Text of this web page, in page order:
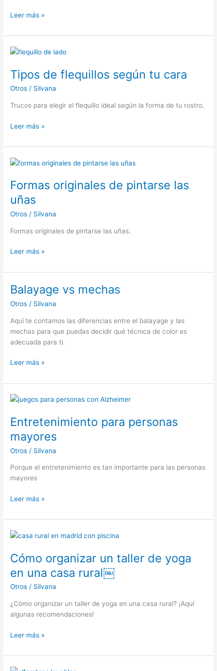
Para
sirve
el
triangulo
Pikler
Leer más »
Tipos de flequillos según tu cara
Otros / Silvana
Trucos para elegir el flequillo ideal según la forma de tu rostro.
Tipos
flequillos
según
cara
Leer más »
Formas originales de pintarse las
uñas
Otros / Silvana
Formas originales de pintarse las uñas.
Formas
de
pintarse
las
uñas
Leer más »
Balayage vs mechas
Otros / Silvana
Aquí te contamos las diferencias entre el balayage y las
mechas para que puedas decidir qué técnica de color es
adecuada para ti.
Balayage
mechas
Leer más »
Entretenimiento para personas
mayores
Otros / Silvana
Porque el entretenimiento es tan importante para las personas
mayores
Entretenimiento
personas
mayores
Leer más »
Cómo organizar un taller de yoga
en una casa rural￼
Otros / Silvana
¿Cómo organizar un taller de yoga en una casa rural? ¡Aquí
algunas recomendaciones!
Cómo
un
taller
Leer más »